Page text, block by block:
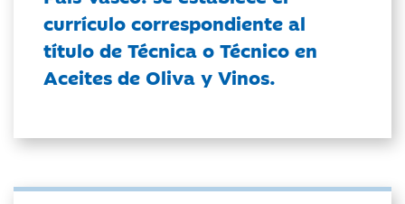
currículo correspondiente al
título de Técnica o Técnico en
Aceites de Oliva y Vinos.